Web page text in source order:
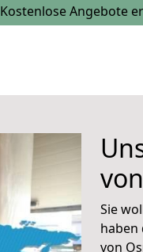
Kostenlose Angebote
Sie
haben
von